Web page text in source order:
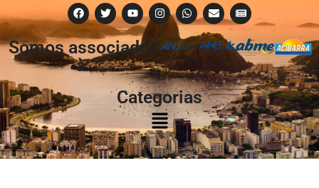
Somos associados
à:
Categorias